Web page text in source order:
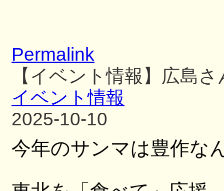
Permalink
【イベント情報】広島
イベント情報
2025-10-10
今年のサンマは豊作な